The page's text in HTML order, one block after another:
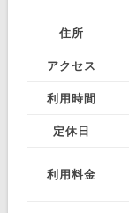
住所
アクセス
利用時間
定休日
利用料金